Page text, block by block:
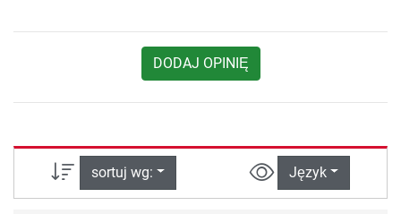
DODAJ OPINIĘ
sortuj wg: Język